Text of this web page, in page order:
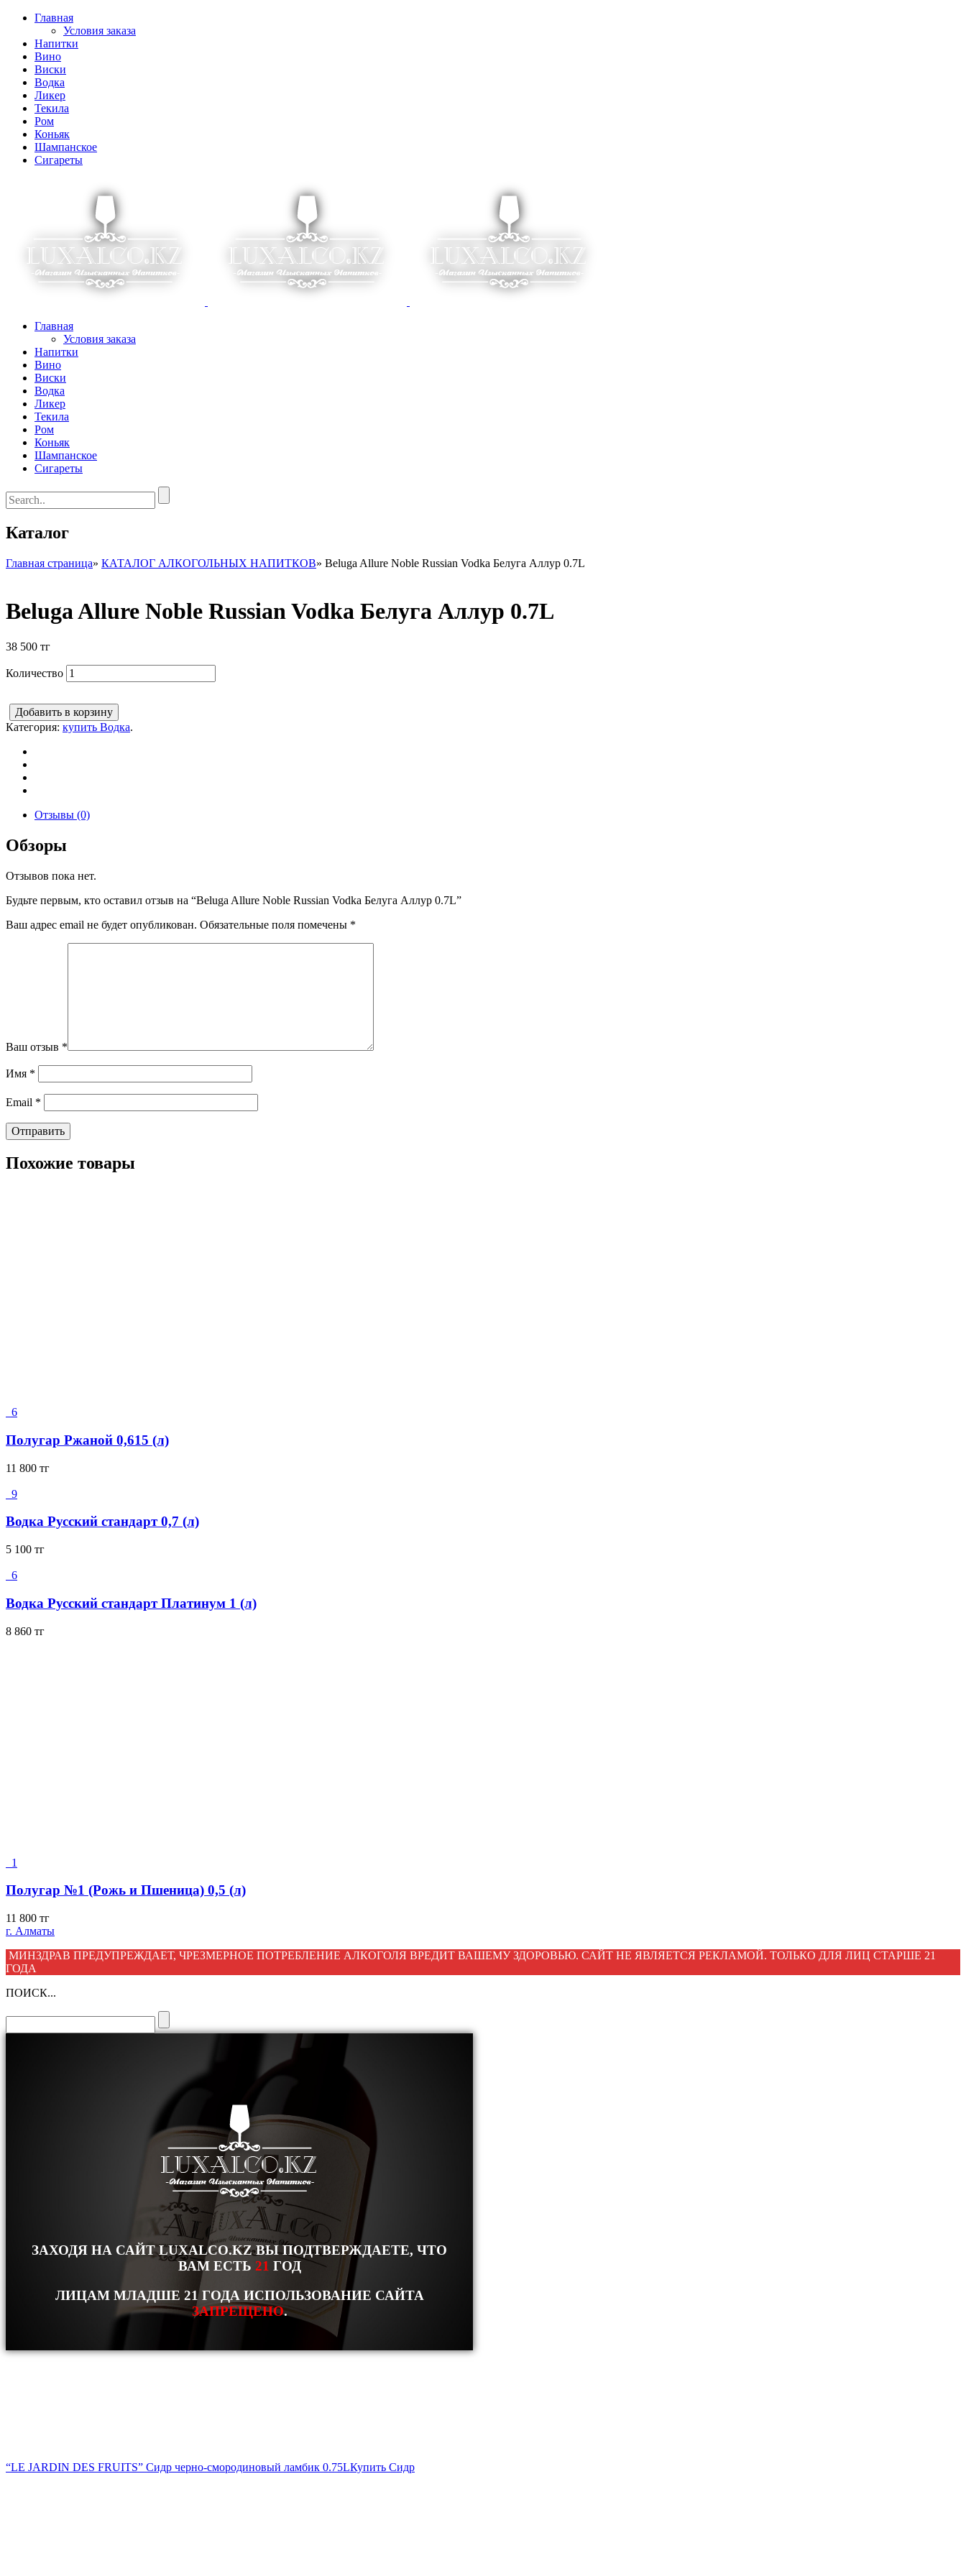
Главная
Условия заказа
Напитки
Вино
Виски
Водка
Ликер
Текила
Ром
Коньяк
Шампанское
Сигареты
Главная
Условия заказа
Напитки
Вино
Виски
Водка
Ликер
Текила
Ром
Коньяк
Шампанское
Сигареты
Каталог
Главная страница» КАТАЛОГ АЛКОГОЛЬНЫХ НАПИТКОВ» Beluga Allure Noble Russian Vodka Белуга Аллур 0.7L
Beluga Allure Noble Russian Vodka Белуга Аллур 0.7L
38 500 тг
Количество
Добавить в корзину
Категория: купить Водка.
Отзывы (0)
Обзоры
Отзывов пока нет.
Будьте первым, кто оставил отзыв на “Beluga Allure Noble Russian Vodka Белуга Аллур 0.7L”
Ваш адрес email не будет опубликован. Обязательные поля помечены *
Ваш отзыв *
Имя *
Email *
Похожие товары
6
Полугар Ржаной 0,615 (л)
11 800 тг
9
Водка Русский стандарт 0,7 (л)
5 100 тг
6
Водка Русский стандарт Платинум 1 (л)
8 860 тг
1
Полугар №1 (Рожь и Пшеница) 0,5 (л)
11 800 тг
г. Алматы
МИНЗДРАВ ПРЕДУПРЕЖДАЕТ, ЧРЕЗМЕРНОЕ ПОТРЕБЛЕНИЕ АЛКОГОЛЯ ВРЕДИТ ВАШЕМУ ЗДОРОВЬЮ. САЙТ НЕ ЯВЛЯЕТСЯ РЕКЛАМОЙ. ТОЛЬКО ДЛЯ ЛИЦ СТАРШЕ 21
ГОДА
ПОИСК...
ЗАХОДЯ НА САЙТ LUXALCO.KZ ВЫ ПОДТВЕРЖДАЕТЕ, ЧТО
ВАМ ЕСТЬ 21 ГОД
ЛИЦАМ МЛАДШЕ 21 ГОДА ИСПОЛЬЗОВАНИЕ САЙТА
ЗАПРЕЩЕНО.
“LE JARDIN DES FRUITS” Сидр черно-смородиновый ламбик 0.75LКупить Сидр